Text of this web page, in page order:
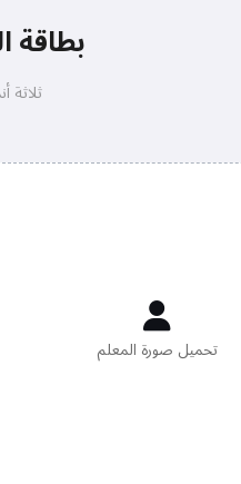
بطاقة
تحميل صورة المعلم